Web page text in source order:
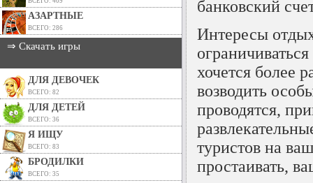
АЗАРТНЫЕ
ВСЕГО: 286
⇒ Скачать игры
ДЛЯ ДЕВОЧЕК
ВСЕГО: 82
ДЛЯ ДЕТЕЙ
ВСЕГО: 36
Я ИЩУ
ВСЕГО: 83
БРОДИЛКИ
ВСЕГО: 35
банковский
Интересы
хочется более
возводить
проводятся,
туристов на
простаивать,